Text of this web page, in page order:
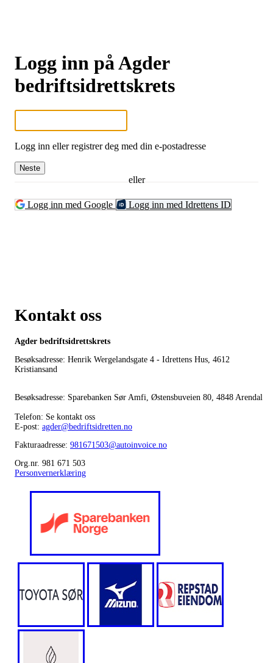
Logg inn på Agder
bedriftsidrettskrets
Logg inn eller registrer deg med din e-postadresse
Neste
eller
Logg inn med Google Logg inn med Idrettens ID
Kontakt oss
Agder bedriftsidrettskrets
Besøksadresse: Henrik Wergelandsgate 4 - Idrettens Hus, 4612
Kristiansand
Besøksadresse: Sparebanken Sør Amfi, Østensbuveien 80, 4848 Arendal
Telefon: Se kontakt oss
E-post: agder@bedriftsidretten.no
Fakturaadresse: 981671503@autoinvoice.no
Org.nr. 981 671 503
Personvernerklæring